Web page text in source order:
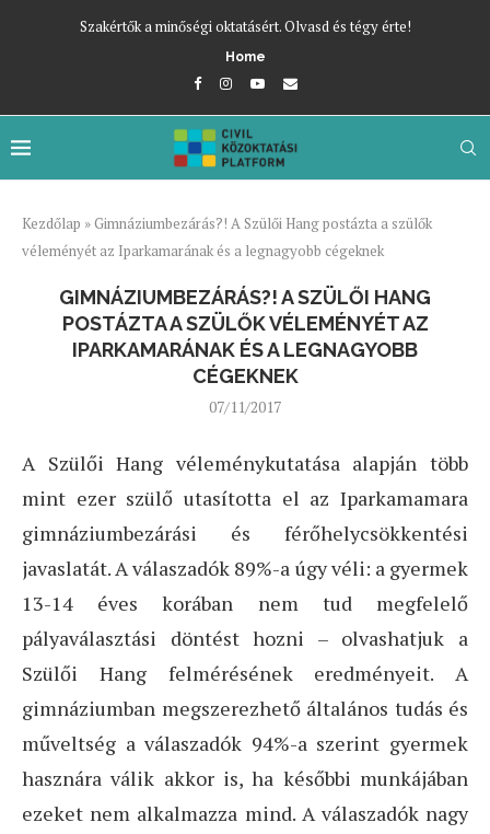
Szakértők a minőségi oktatásért. Olvasd és tégy érte!
Home
Kezdőlap » Gimnáziumbezárás?! A Szülői Hang postázta a szülők
véleményét az Iparkamarának és a legnagyobb cégeknek
GIMNÁZIUMBEZÁRÁS?! A SZÜLŐI HANG
POSTÁZTA A SZÜLŐK VÉLEMÉNYÉT AZ
IPARKAMARÁNAK ÉS A LEGNAGYOBB
CÉGEKNEK
07/11/2017
A Szülői Hang véleménykutatása alapján több
mint ezer szülő utasította el az Iparkamamara
gimnáziumbezárási és férőhelycsökkentési
javaslatát. A válaszadók 89%-a úgy véli: a gyermek
13-14 éves korában nem tud megfelelő
pályaválasztási döntést hozni – olvashatjuk a
Szülői Hang felmérésének eredményeit. A
gimnáziumban megszerezhető általános tudás és
műveltség a válaszadók 94%-a szerint gyermek
hasznára válik akkor is, ha későbbi munkájában
ezeket nem alkalmazza mind. A válaszadók nagy